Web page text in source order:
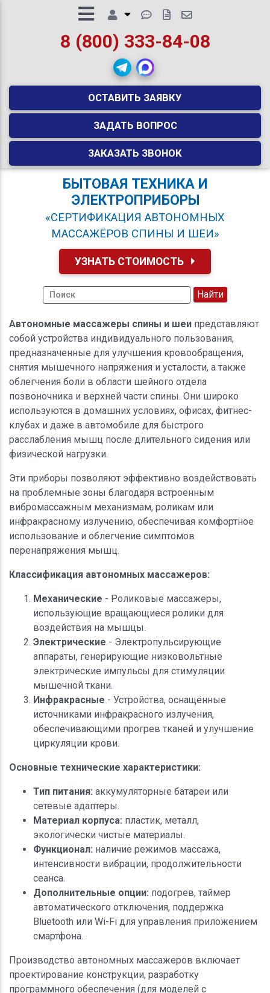
8 (800) 333-84-08
ОСТАВИТЬ ЗАЯВКУ
ЗАДАТЬ ВОПРОС
ЗАКАЗАТЬ ЗВОНОК
БЫТОВАЯ ТЕХНИКА И
ЭЛЕКТРОПРИБОРЫ
«СЕРТИФИКАЦИЯ АВТОНОМНЫХ
МАССАЖЁРОВ СПИНЫ И ШЕИ»
УЗНАТЬ СТОИМОСТЬ
Автономные массажеры спины и шеи представляют
собой устройства индивидуального пользования,
предназначенные для улучшения кровообращения,
снятия мышечного напряжения и усталости, а также
облегчения боли в области шейного отдела
позвоночника и верхней части спины. Они широко
используются в домашних условиях, офисах, фитнес-
клубах и даже в автомобиле для быстрого
расслабления мышц после длительного сидения или
физической нагрузки.
Эти приборы позволяют эффективно воздействовать
на проблемные зоны благодаря встроенным
вибромассажным механизмам, роликам или
инфракрасному излучению, обеспечивая комфортное
использование и облегчение симптомов
перенапряжения мышц.
Классификация автономных массажеров:
Механические - Роликовые массажеры,
использующие вращающиеся ролики для
воздействия на мышцы.
Электрические - Электропульсирующие
аппараты, генерирующие низковольтные
электрические импульсы для стимуляции
мышечной ткани.
Инфракрасные - Устройства, оснащённые
источниками инфракрасного излучения,
обеспечивающими прогрев тканей и улучшение
циркуляции крови.
Основные технические характеристики:
Тип питания: аккумуляторные батареи или
сетевые адаптеры.
Материал корпуса: пластик, металл,
экологически чистые материалы.
Функционал: наличие режимов массажа,
интенсивности вибрации, продолжительности
сеанса.
Дополнительные опции: подогрев, таймер
автоматического отключения, поддержка
Bluetooth или Wi-Fi для управления приложением
смартфона.
Производство автономных массажеров включает
проектирование конструкции, разработку
программного обеспечения (для моделей с